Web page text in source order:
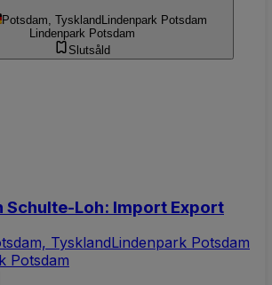
Potsdam, Tyskland Lindenpark Potsdam
Lindenpark Potsdam
Slutsåld
Schulte-Loh: Import Export
TysklandLindenpark Potsdam
Potsdam